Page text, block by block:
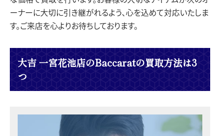
ーナーに大切に引き継がれるよう、心を込めて対応いたしま
す。ご来店を心よりお待ちしております。
大吉 一宮花池店のBaccaratの買取方法は3
つ